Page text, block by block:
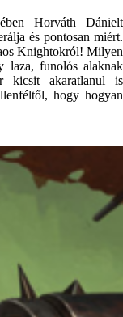
Horváth Dánielt
és pontosan miért.
Knightokról! Milyen
laza, funolós alaknak
kicsit akaratlanul is
hogy hogyan